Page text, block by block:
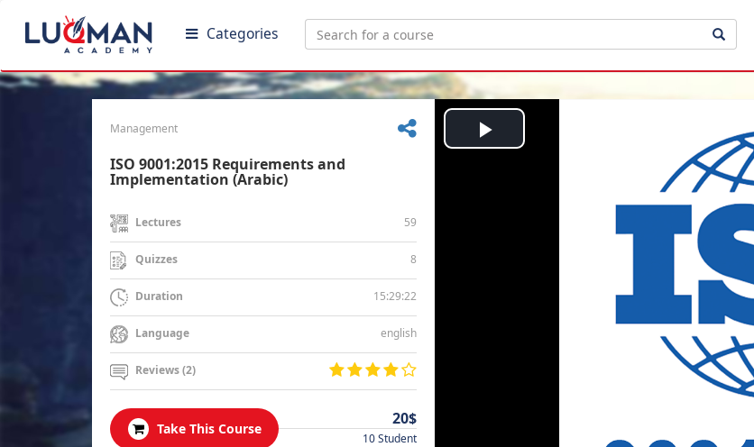
Categories
Management
ISO 9001:2015 Requirements and
Implementation (Arabic)
Lectures 59
Quizzes 8
Duration 15:29:22
Language english
Reviews (2)
Take This Course
20$
10 Student
Play